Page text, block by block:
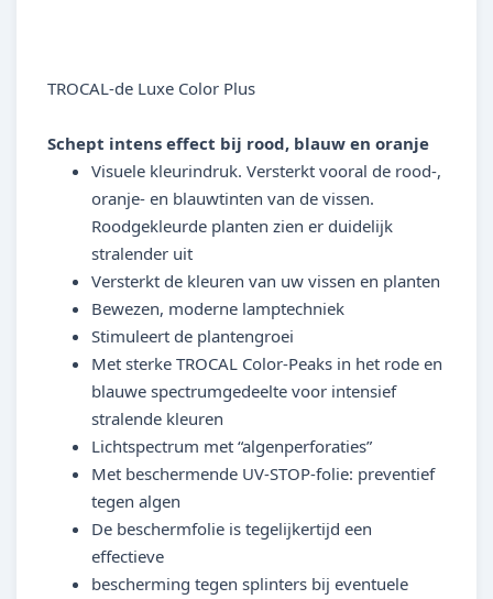
TROCAL-de Luxe Color Plus
Schept intens effect bij rood, blauw en oranje
Visuele kleurindruk. Versterkt vooral de rood-,
oranje- en blauwtinten van de vissen.
Roodgekleurde planten zien er duidelijk
stralender uit
Versterkt de kleuren van uw vissen en planten
Bewezen, moderne lamptechniek
Stimuleert de plantengroei
Met sterke TROCAL Color-Peaks in het rode en
blauwe spectrumgedeelte voor intensief
stralende kleuren
Lichtspectrum met “algenperforaties”
Met beschermende UV-STOP-folie: preventief
tegen algen
De beschermfolie is tegelijkertijd een
effectieve
bescherming tegen splinters bij eventuele